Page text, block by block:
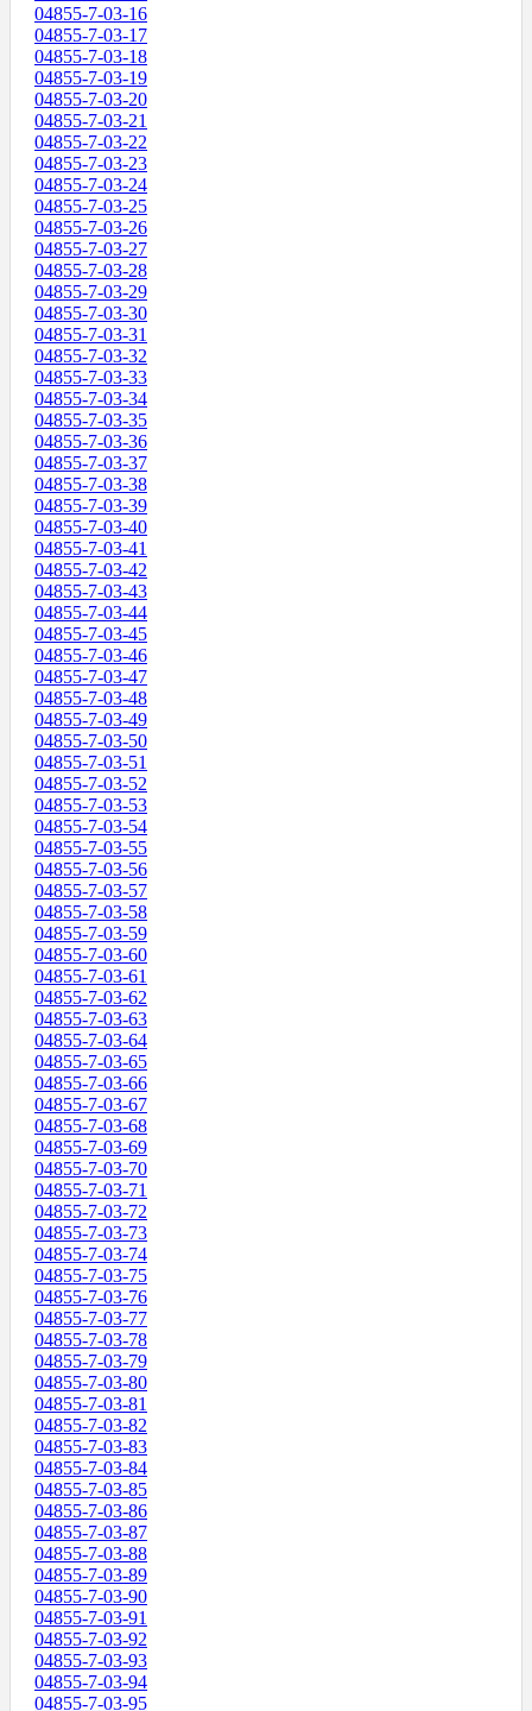
04855-7-03-16
04855-7-03-17
04855-7-03-18
04855-7-03-19
04855-7-03-20
04855-7-03-21
04855-7-03-22
04855-7-03-23
04855-7-03-24
04855-7-03-25
04855-7-03-26
04855-7-03-27
04855-7-03-28
04855-7-03-29
04855-7-03-30
04855-7-03-31
04855-7-03-32
04855-7-03-33
04855-7-03-34
04855-7-03-35
04855-7-03-36
04855-7-03-37
04855-7-03-38
04855-7-03-39
04855-7-03-40
04855-7-03-41
04855-7-03-42
04855-7-03-43
04855-7-03-44
04855-7-03-45
04855-7-03-46
04855-7-03-47
04855-7-03-48
04855-7-03-49
04855-7-03-50
04855-7-03-51
04855-7-03-52
04855-7-03-53
04855-7-03-54
04855-7-03-55
04855-7-03-56
04855-7-03-57
04855-7-03-58
04855-7-03-59
04855-7-03-60
04855-7-03-61
04855-7-03-62
04855-7-03-63
04855-7-03-64
04855-7-03-65
04855-7-03-66
04855-7-03-67
04855-7-03-68
04855-7-03-69
04855-7-03-70
04855-7-03-71
04855-7-03-72
04855-7-03-73
04855-7-03-74
04855-7-03-75
04855-7-03-76
04855-7-03-77
04855-7-03-78
04855-7-03-79
04855-7-03-80
04855-7-03-81
04855-7-03-82
04855-7-03-83
04855-7-03-84
04855-7-03-85
04855-7-03-86
04855-7-03-87
04855-7-03-88
04855-7-03-89
04855-7-03-90
04855-7-03-91
04855-7-03-92
04855-7-03-93
04855-7-03-94
04855-7-03-95